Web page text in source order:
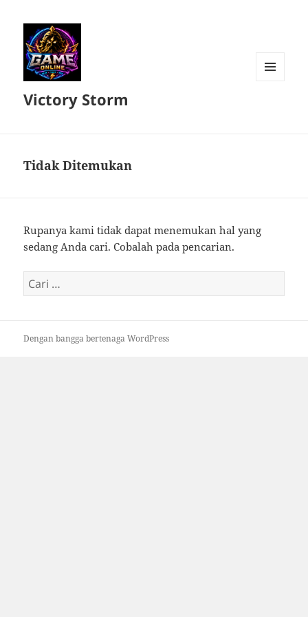
Victory Storm
Tidak Ditemukan
Rupanya kami tidak dapat menemukan hal yang
sedang Anda cari. Cobalah pada pencarian.
Cari
untuk:
Dengan bangga bertenaga WordPress